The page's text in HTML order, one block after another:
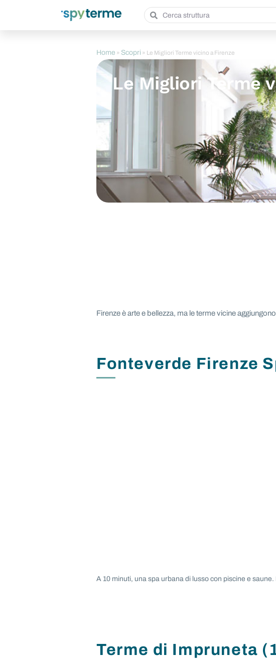
Home » Scopri » Le Migliori Terme vicino a Firenze
Le Migliori Terme
Firenze è arte e bellezza, ma le terme vicine
Fonteverde Firenze
A 10 minuti, una spa urbana di lusso con piscine e
Terme di Impruneta